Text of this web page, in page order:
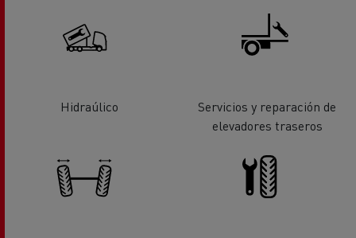
Hidraúlico
Servicios y reparación de
elevadores traseros